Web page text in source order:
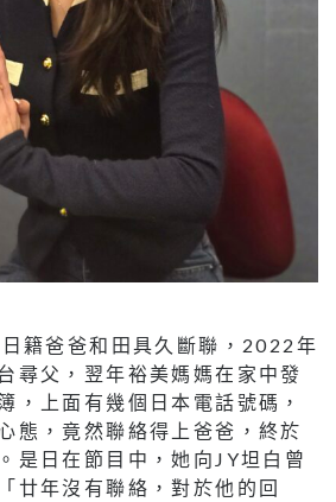
籍爸爸和田具久斷聯，2022年
尋父，翌年裕美媽媽在家中發
，上面有幾個日本電話號碼，
態，竟然聯絡得上爸爸，終於
是日在節目中，她向JY坦白曾
廿年沒有聯絡，對於他的回